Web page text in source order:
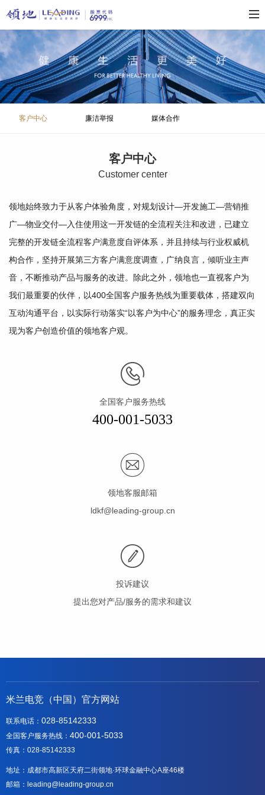
客户中心 廉洁举报 媒体合作
客户中心
Customer center
领地始终致力于从客户体验角度，对规划设计—开发施工—营销推
广—物业交付—入住使用这一开发链的全流程关注和改进，已建立
完整的开发链全流程客户满意度自评体系，并且持续与行业权威机
构合作，坚持开展第三方客户满意度调查，广纳良言，倾听业主声
音，不断推动产品与服务的改进。除此之外，领地也一直视客户为
我们最重要的伙伴，以400全国客户服务热线为重要载体，搭建双向
互动沟通平台，以实际行动落实“以客户为中心”的服务理念，真正实
现为客户创造价值的领地客户观。
全国客户服务热线
400-001-5033
领地客服邮箱
ldkf@leading-group.cn
投诉建议
提出您对产品/服务的需求和建议
米兰电竞（中国）官方网站
联系电话： 028-85142333
全国客户服务热线： 400-001-5033
传真：028-85142333
地址：成都市高新区天府二街领地·环球金融中心A座46楼
邮箱：leading@leading-group.cn